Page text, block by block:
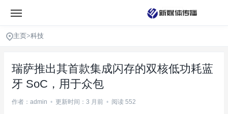
主页>科技
瑞萨推出其首款集成闪存的双核低功耗蓝
牙 SoC，用于众包
作者：admin • 更新时间：3 月前 • 阅读 552